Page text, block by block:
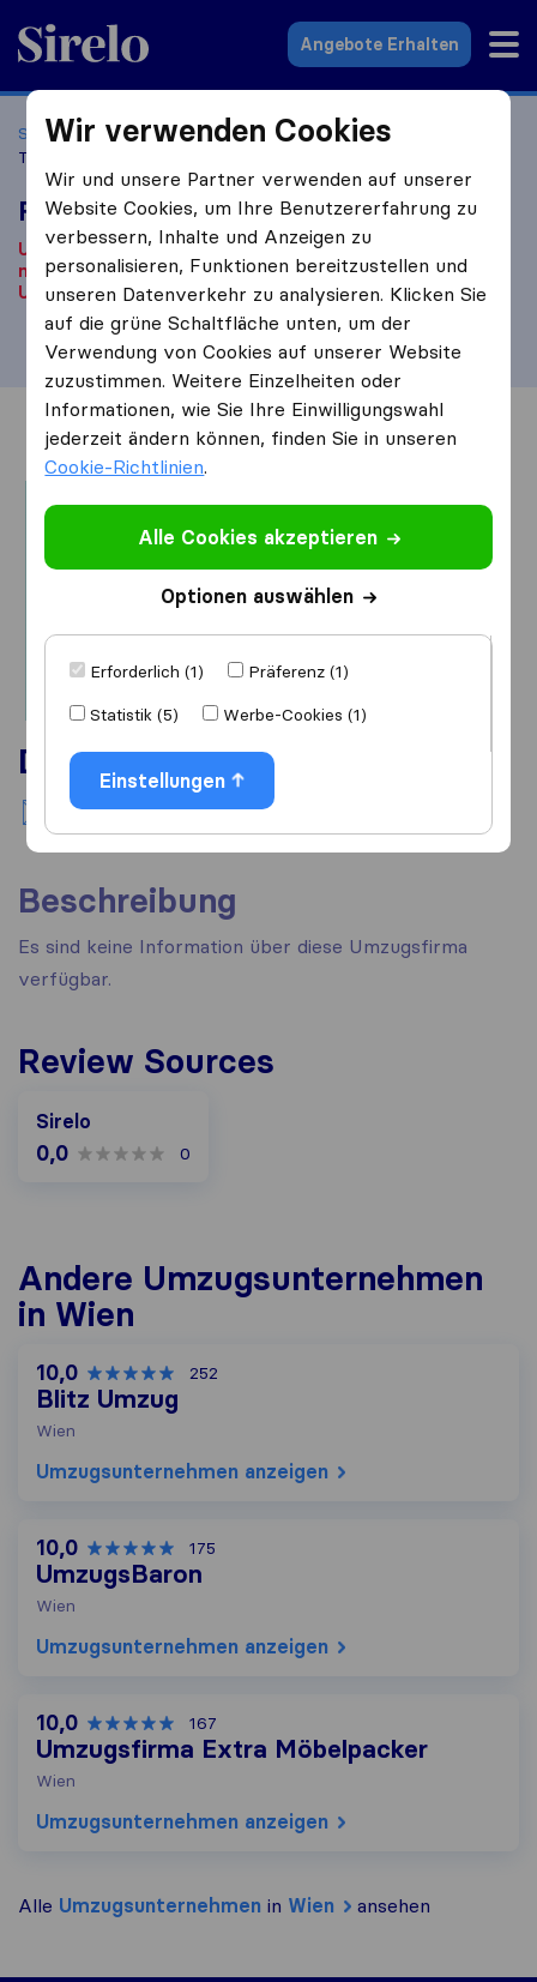
Sirelo.at
Angebote Erhalten
Startseite Umzugsfirmen Umzugsfirmen Wien
Transporte
FAYA Transporte
Unseren Informationen zufolge ist dieses Unternehmen
nicht länger aktiv.Sind Sie auf der Suche nach einem
Umzugs​unternehmen? Klicken Siehier.
Übersicht Bewertungen Quellen
Dienstleistungen
Inlandsumzug
Beschreibung
Es sind keine Information über diese Umzugsfirma
verfügbar.
Review Sources
Sirelo
0,0 0
Andere Umzugs​unternehmen
in Wien
10,0 252
Blitz Umzug
Wien
Umzugs​unternehmen anzeigen
10,0 175
UmzugsBaron
Wien
Umzugs​unternehmen anzeigen
10,0 167
Umzugsfirma Extra Möbelpacker
Wien
Umzugs​unternehmen anzeigen
Alle Umzugs​unternehmen in Wien ansehen
Wir verwenden Cookies
Wir und unsere Partner verwenden auf unserer
Website Cookies, um Ihre Benutzererfahrung zu
verbessern, Inhalte und Anzeigen zu
personalisieren, Funktionen bereitzustellen und
unseren Datenverkehr zu analysieren. Klicken Sie
auf die grüne Schaltfläche unten, um der
Verwendung von Cookies auf unserer Website
zuzustimmen. Weitere Einzelheiten oder
Informationen, wie Sie Ihre Einwilligungswahl
jederzeit ändern können, finden Sie in unseren
Cookie-Richtlinien.
Alle Cookies akzeptieren
Optionen auswählen
Erforderlich (1)
Präferenz (1)
Statistik (5)
Werbe-Cookies (1)
Einstellungen